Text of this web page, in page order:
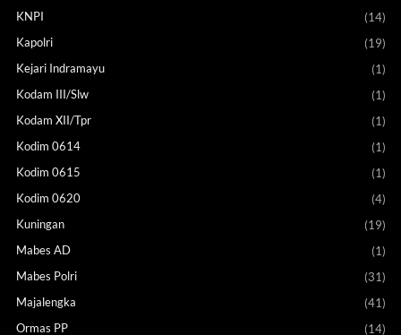
KNPI
(14)
Kapolri
(19)
Kejari Indramayu
(1)
Kodam III/Slw
(1)
Kodam XII/Tpr
(1)
Kodim 0614
(1)
Kodim 0615
(1)
Kodim 0620
(4)
Kuningan
(19)
Mabes AD
(1)
Mabes Polri
(31)
Majalengka
(41)
Ormas PP
(14)